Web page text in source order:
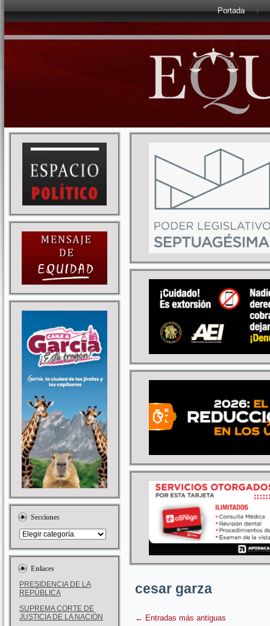
Portada
Secciones
Enlaces
PRESIDENCIA DE LA
REPÚBLICA
SUPREMA CORTE DE
JUSTICIA DE LA NACIÓN
cesar garza
← Entradas más antiguas